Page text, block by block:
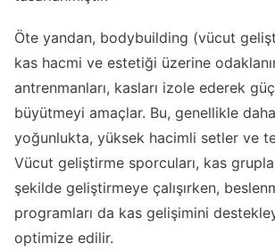
Öte yandan, bodybuilding (vücut
kas hacmi ve estetiği üzerine
antrenmanları, kasları izole ederek
büyütmeyi amaçlar. Bu, genellikle
yoğunlukta, yüksek hacimli setler ve
Vücut geliştirme sporcuları, kas
şekilde geliştirmeye çalışırken,
programları da kas gelişimini
optimize edilir.